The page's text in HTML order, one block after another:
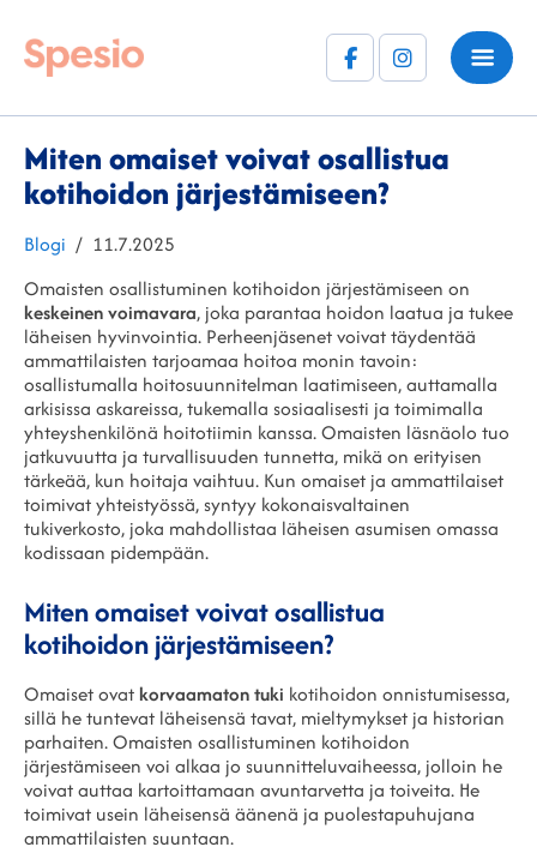
FacebookInstagram
Miten omaiset voivat osallistua
kotihoidon järjestämiseen?
Kategoriat
Blogi Julkaistu
11.7.2025
Omaisten osallistuminen kotihoidon järjestämiseen on
keskeinen voimavara, joka parantaa hoidon laatua ja tukee
läheisen hyvinvointia. Perheenjäsenet voivat täydentää
ammattilaisten tarjoamaa hoitoa monin tavoin:
osallistumalla hoitosuunnitelman laatimiseen, auttamalla
arkisissa askareissa, tukemalla sosiaalisesti ja toimimalla
yhteyshenkilönä hoitotiimin kanssa. Omaisten läsnäolo tuo
jatkuvuutta ja turvallisuuden tunnetta, mikä on erityisen
tärkeää, kun hoitaja vaihtuu. Kun omaiset ja ammattilaiset
toimivat yhteistyössä, syntyy kokonaisvaltainen
tukiverkosto, joka mahdollistaa läheisen asumisen omassa
kodissaan pidempään.
Miten omaiset voivat osallistua
kotihoidon järjestämiseen?
Omaiset ovatkorvaamaton tuki kotihoidon onnistumisessa,
sillä he tuntevat läheisensä tavat, mieltymykset ja historian
parhaiten. Omaisten osallistuminen kotihoidon
järjestämiseen voi alkaa jo suunnitteluvaiheessa, jolloin he
voivat auttaa kartoittamaan avuntarvetta ja toiveita. He
toimivat usein läheisensä äänenä ja puolestapuhujana
ammattilaisten suuntaan.